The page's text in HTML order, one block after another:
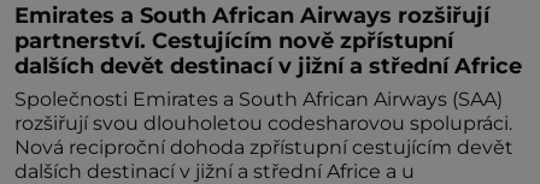
Emirates a South African Airways rozšiřují
partnerství. Cestujícím nově zpřístupní
dalších devět destinací v jižní a střední Africe
Společnosti Emirates a South African Airways (SAA)
rozšiřují svou dlouholetou codesharovou spolupráci.
Nová reciproční dohoda zpřístupní cestujícím devět
dalších destinací v jižní a střední Africe a u